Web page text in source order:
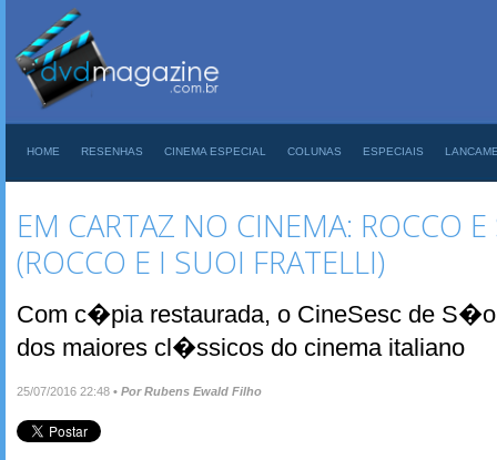
HOME RESENHAS CINEMA ESPECIAL COLUNAS ESPECIAIS
EM CARTAZ NO CINEMA: ROCCO
(ROCCO E I SUOI FRATELLI)
Com c�pia restaurada, o CineSesc de
dos maiores cl�ssicos do cinema italiano
25/07/2016 22:48 • Por Rubens Ewald Filho